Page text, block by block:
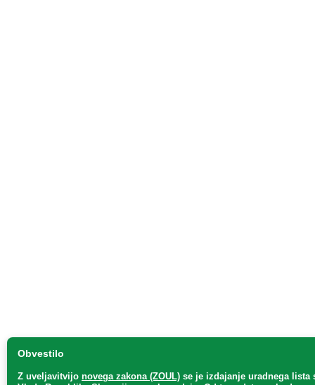
Obvestilo
Z uveljavitvijo novega zakona (ZOUL) se je izdajanje uradnega lista